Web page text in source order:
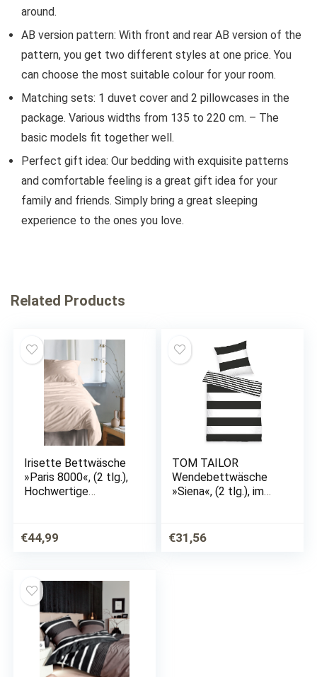
around.
AB version pattern: With front and rear AB version of the
pattern, you get two different styles at one price. You
can choose the most suitable colour for your room.
Matching sets: 1 duvet cover and 2 pillowcases in the
package. Various widths from 135 to 220 cm. – The
basic models fit together well.
Perfect gift idea: Our bedding with exquisite patterns
and comfortable feeling is a great gift idea for your
family and friends. Simply bring a great sleeping
experience to the ones you love.
Related Products
Irisette Bettwäsche
»Paris 8000«, (2 tlg.),
Hochwertige
€44,99
TOM TAILOR
Wendebettwäsche
»Siena«, (2 tlg.), im
€31,56